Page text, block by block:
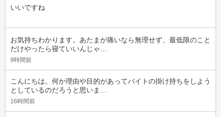
いいですね
お気持ちわかります。あたまが痛いなら無理せず、最低限のこと
だけやったら寝ていいんじゃ…
9時間前
こんにちは。何か理由や目的があってバイトの掛け持ちをしよう
としているのだろうと思いま…
16時間前